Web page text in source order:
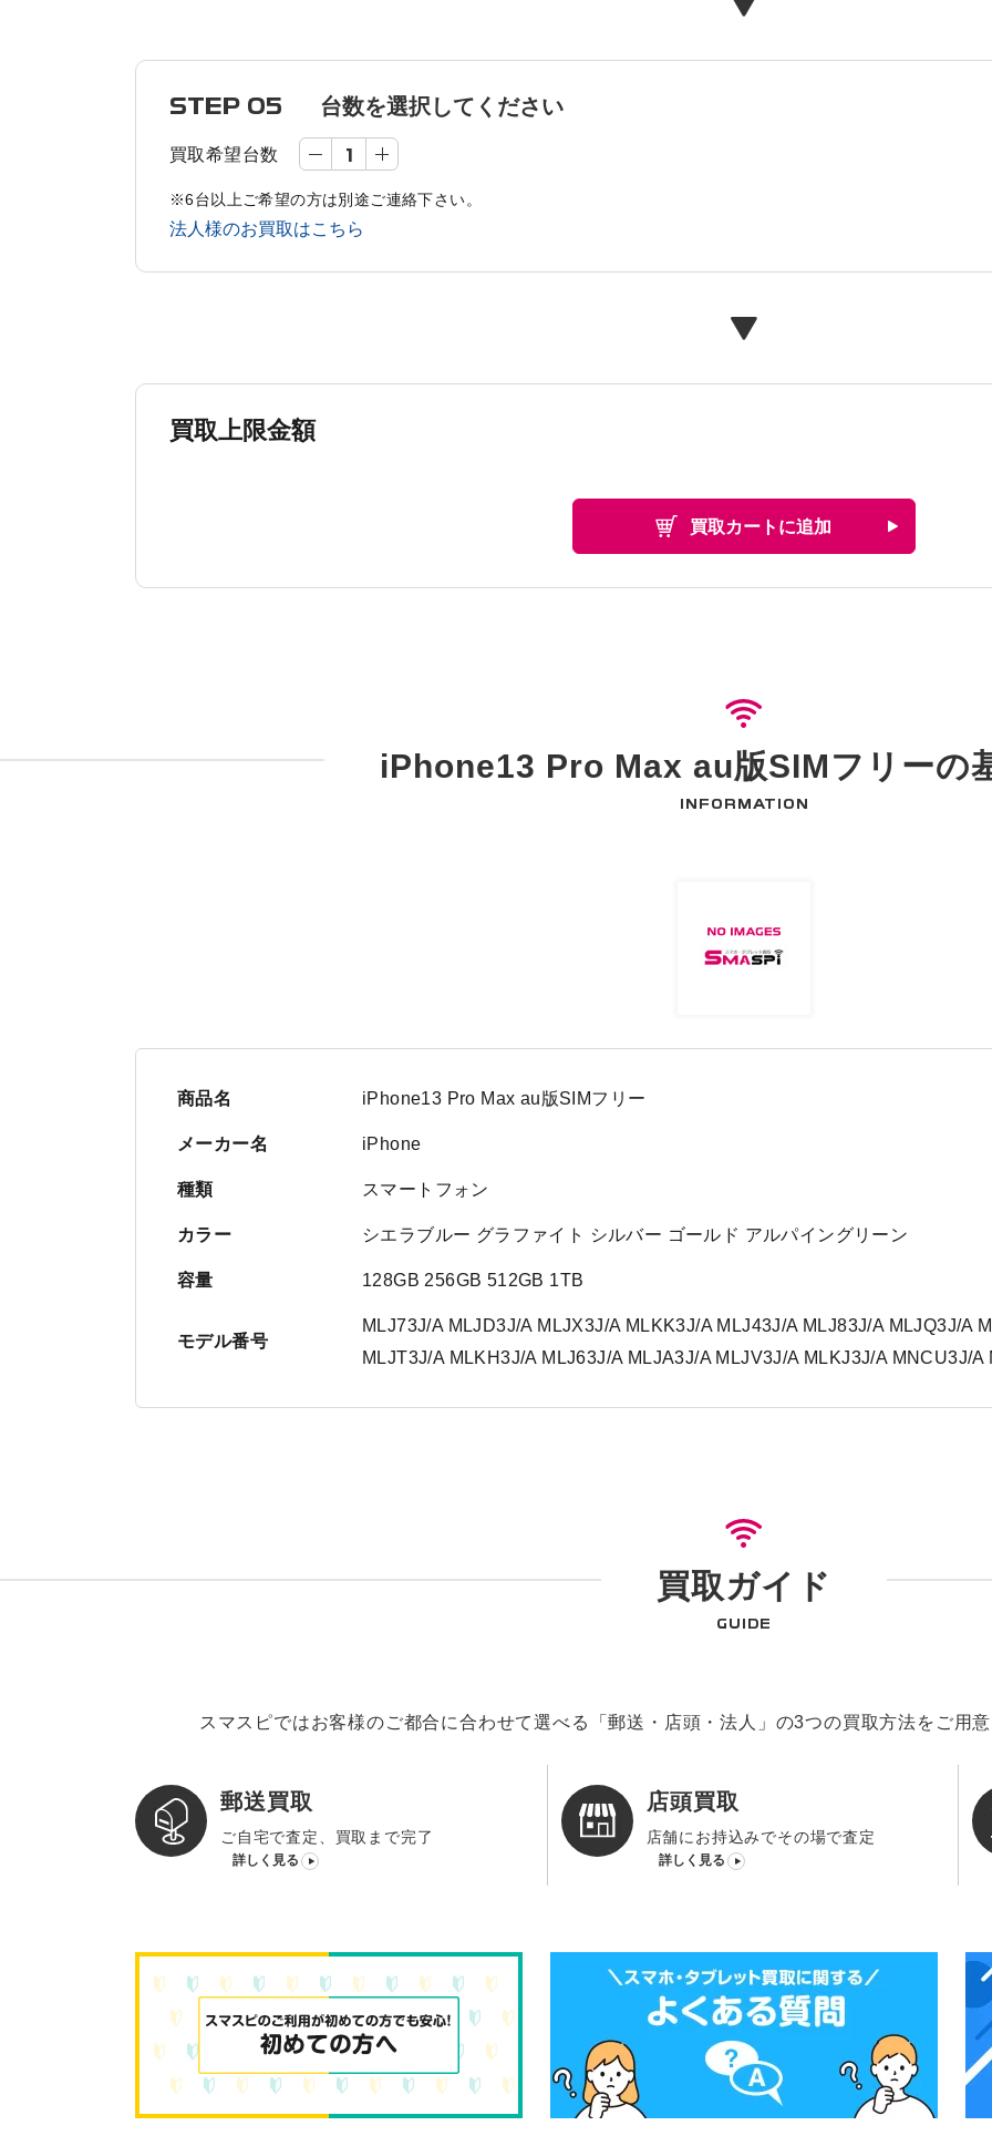
STEP 05 台数を選択してください
買取希望台数
※6台以上ご希望の方は別途ご連絡下さい。
法人様のお買取はこちら
買取上限金額
買取カートに追加
iPhone13 Pro Max au版SIMフリーの
INFORMATION
商品名 iPhone13 Pro Max au版SIMフリー
メーカー名 iPhone
種類 スマートフォン
カラー シエラブルー グラファイト シルバー ゴールド アルパイングリーン
容量 128GB 256GB 512GB 1TB
モデル番号
MLJ73J/A MLJD3J/A MLJX3J/A MLKK3J/A MLJ43J/A MLJ83J/A MLJQ3J/A
MLJT3J/A MLKH3J/A MLJ63J/A MLJA3J/A MLJV3J/A MLKJ3J/A MNCU3J/
買取ガイド
GUIDE
スマスピではお客様のご都合に合わせて選べる「郵送・店頭・法人」の3つの買取方法をご用
郵送買取
ご自宅で査定、買取まで完了
詳しく見る
店頭買取
店舗にお持込みでその場で査定
詳しく見る